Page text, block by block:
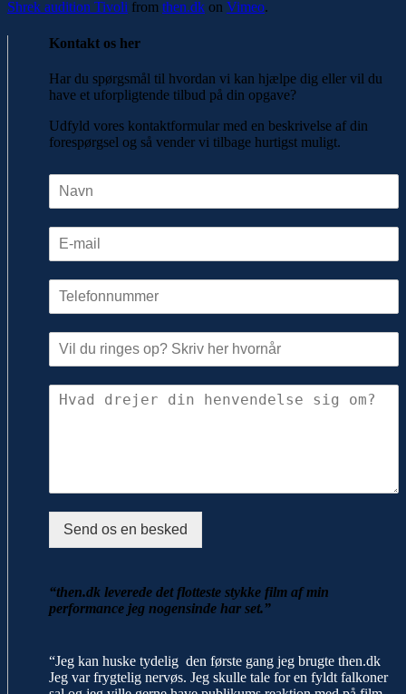
Shrek audition Tivoli from then.dk on Vimeo.
Kontakt os her
Har du spørgsmål til hvordan vi kan hjælpe dig eller vil du
have et uforpligtende tilbud på din opgave?
Udfyld vores kontaktformular med en beskrivelse af din
forespørgsel og så vender vi tilbage hurtigst muligt.
Send os en besked
“then.dk leverede det flotteste stykke film af min
performance jeg nogensinde har set.”
“Jeg kan huske tydelig den første gang jeg brugte then.dk
Jeg var frygtelig nervøs. Jeg skulle tale for en fyldt falkoner